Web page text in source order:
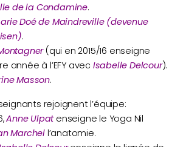
de la Condamine.
Doé de Maindreville (devenue
.
(qui en 2015/16 enseigne
année à l’EFY avec Isabelle Delcour).
Masson.
rejoignent l’équipe:
Anne Ulpatenseigne le Yoga Nil
Marchel l’anatomie.